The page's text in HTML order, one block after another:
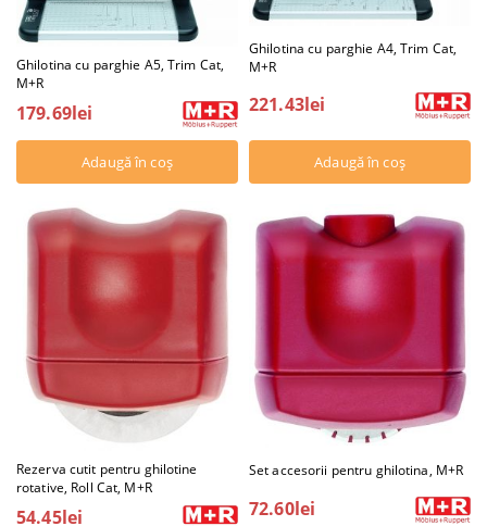
Ghilotina cu parghie A5, Trim Cat,
M+R
179.69lei
Ghilotina cu parghie A4, Trim Cat,
M+R
221.43lei
Rezerva cutit pentru ghilotine
rotative, Roll Cat, M+R
54.45lei
Set accesorii pentru ghilotina, M+R
72.60lei